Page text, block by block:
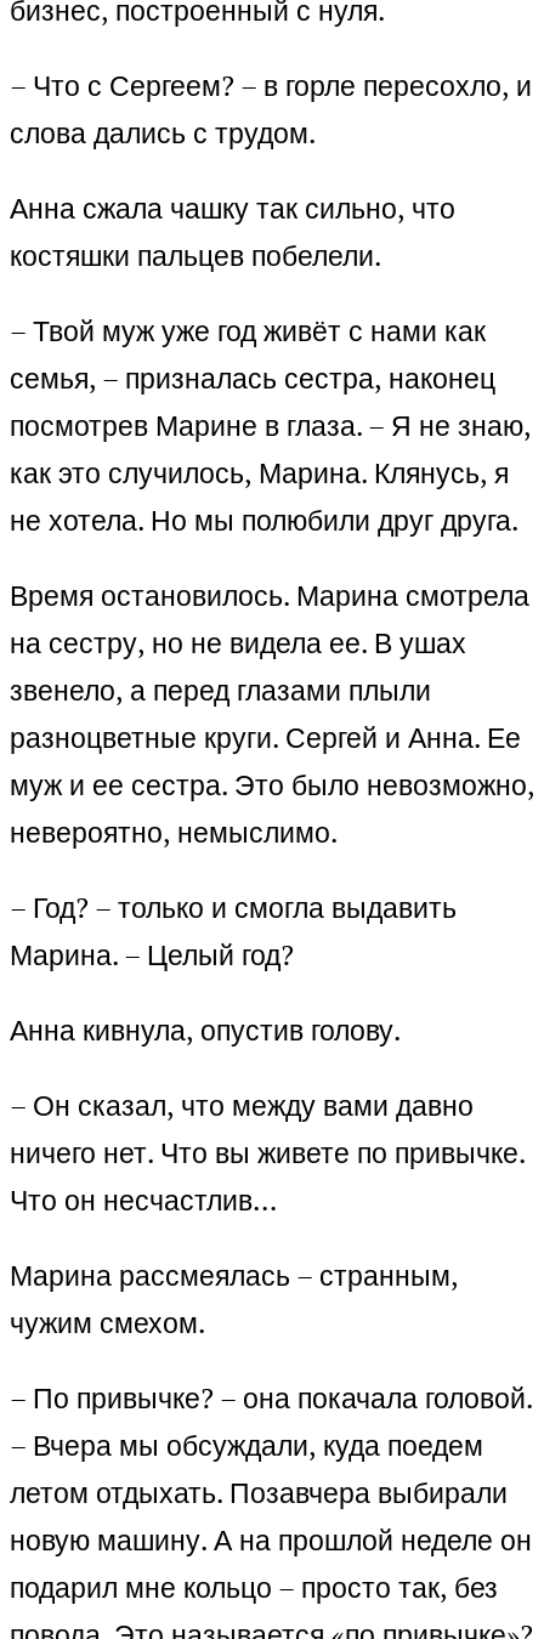
бизнес, построенный с нуля.
– Что с Сергеем? – в горле пересохло, и
слова дались с трудом.
Анна сжала чашку так сильно, что
костяшки пальцев побелели.
– Твой муж уже год живёт с нами как
семья, – призналась сестра, наконец
посмотрев Марине в глаза. – Я не знаю,
как это случилось, Марина. Клянусь, я
не хотела. Но мы полюбили друг друга.
Время остановилось. Марина смотрела
на сестру, но не видела ее. В ушах
звенело, а перед глазами плыли
разноцветные круги. Сергей и Анна. Ее
муж и ее сестра. Это было невозможно,
невероятно, немыслимо.
– Год? – только и смогла выдавить
Марина. – Целый год?
Анна кивнула, опустив голову.
– Он сказал, что между вами давно
ничего нет. Что вы живете по привычке.
Что он несчастлив…
Марина рассмеялась – странным,
чужим смехом.
– По привычке? – она покачала головой.
– Вчера мы обсуждали, куда поедем
летом отдыхать. Позавчера выбирали
новую машину. А на прошлой неделе он
подарил мне кольцо – просто так, без